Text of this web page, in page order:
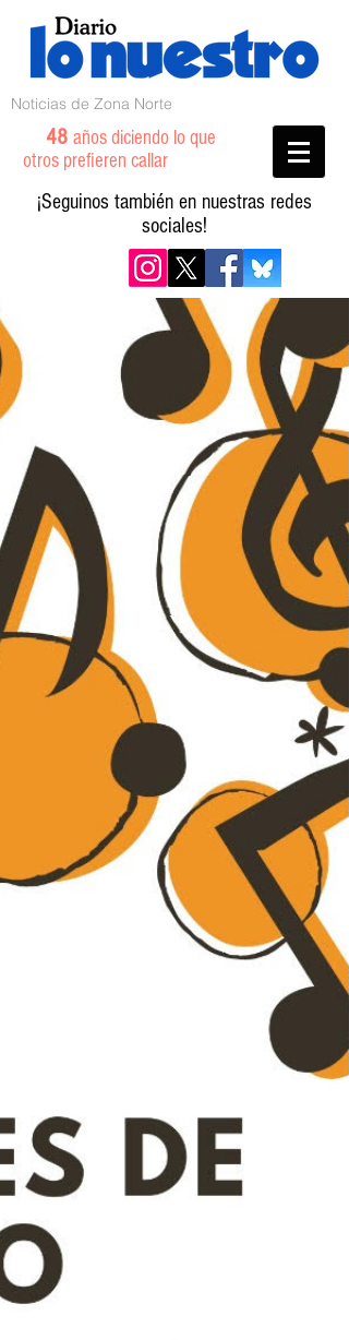
Noticias de Zona Norte
48 años diciendo lo que
otros prefieren callar
¡Seguinos también en nuestras redes
sociales!